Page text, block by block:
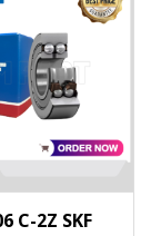
C-2Z SKF